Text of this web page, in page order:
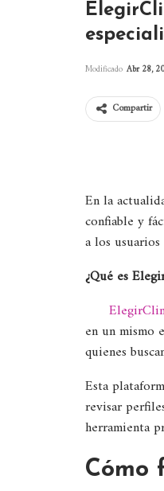
Modificado Abr 28,
Compartir
En la
confiable y
a los
¿Qué es
en un mismo
quienes
Esta
revisar
herramienta
Cómo